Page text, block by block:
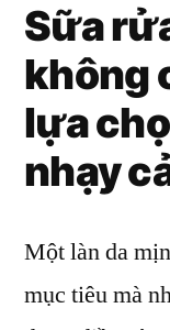
Sữa
không
lựa
nhạy
Một làn da
mục tiêu mà